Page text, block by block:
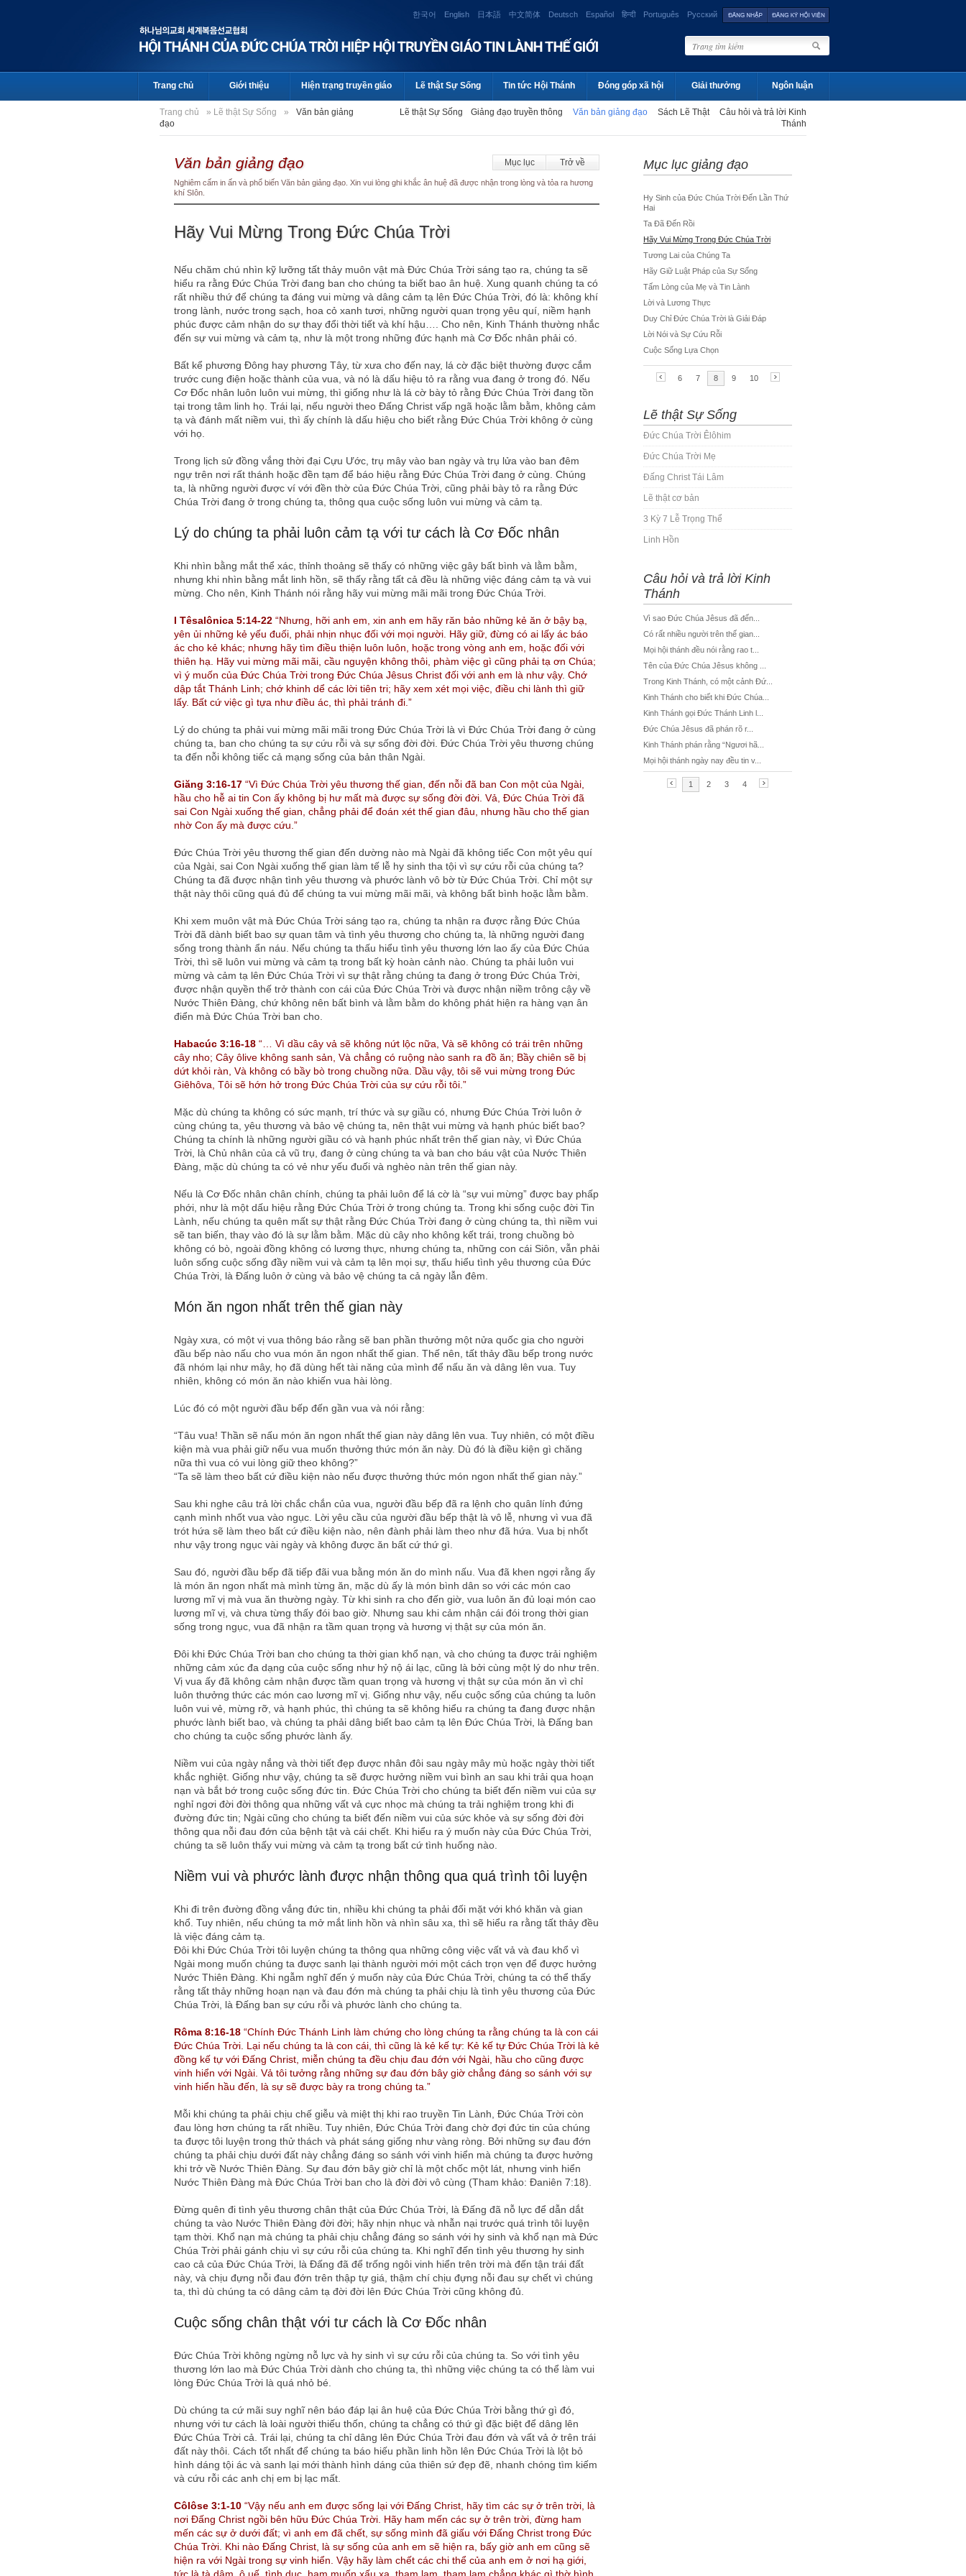
한국어 English 日本語 中文简体 Deutsch Español हिन्दी Português Русский
Trang chủ Giới thiệu Hiện trạng truyền giáo Lẽ thật Sự Sống Tin tức Hội Thánh Đóng góp xã hội Giải thưởng Ngôn luận
Trang chủ » Lẽ thật Sự Sống »
Văn bản giảng
đạo
Lẽ thật Sự Sống Giảng đạo truyền thông Văn bản giảng đạo Sách Lẽ Thật
Câu hỏi và trả lời Kinh
Thánh
Văn bản giảng đạo Mục lục Trở về
Nghiêm cấm in ấn và phổ biến Văn bản giảng đạo. Xin vui lòng ghi khắc ân huệ đã được nhận trong lòng và tỏa ra hương
khí SIôn.
Hãy Vui Mừng Trong Đức Chúa Trời
Nếu chăm chú nhìn kỹ lưỡng tất thảy muôn vật mà Đức Chúa Trời sáng tạo ra, chúng ta sẽ
hiểu ra rằng Đức Chúa Trời đang ban cho chúng ta biết bao ân huệ. Xung quanh chúng ta có
rất nhiều thứ để chúng ta đáng vui mừng và dâng cảm tạ lên Đức Chúa Trời, đó là: không khí
trong lành, nước trong sạch, hoa cỏ xanh tươi, những người quan trọng yêu quí, niềm hạnh
phúc được cảm nhận do sự thay đổi thời tiết và khí hậu…. Cho nên, Kinh Thánh thường nhắc
đến sự vui mừng và cảm tạ, như là một trong những đức hạnh mà Cơ Đốc nhân phải có.
Bất kể phương Đông hay phương Tây, từ xưa cho đến nay, lá cờ đặc biệt thường được cắm
trước cung điện hoặc thành của vua, và nó là dấu hiệu tỏ ra rằng vua đang ở trong đó. Nếu
Cơ Đốc nhân luôn luôn vui mừng, thì giống như là lá cờ bày tỏ rằng Đức Chúa Trời đang tồn
tại trong tâm linh họ. Trái lại, nếu người theo Đấng Christ vấp ngã hoặc lằm bằm, không cảm
tạ và đánh mất niềm vui, thì ấy chính là dấu hiệu cho biết rằng Đức Chúa Trời không ở cùng
với họ.
Trong lịch sử đồng vắng thời đại Cựu Ước, trụ mây vào ban ngày và trụ lửa vào ban đêm
ngự trên nơi rất thánh hoặc đền tạm để báo hiệu rằng Đức Chúa Trời đang ở cùng. Chúng
ta, là những người được ví với đền thờ của Đức Chúa Trời, cũng phải bày tỏ ra rằng Đức
Chúa Trời đang ở trong chúng ta, thông qua cuộc sống luôn vui mừng và cảm tạ.
Lý do chúng ta phải luôn cảm tạ với tư cách là Cơ Đốc nhân
Khi nhìn bằng mắt thể xác, thỉnh thoảng sẽ thấy có những việc gây bất bình và lằm bằm,
nhưng khi nhìn bằng mắt linh hồn, sẽ thấy rằng tất cả đều là những việc đáng cảm tạ và vui
mừng. Cho nên, Kinh Thánh nói rằng hãy vui mừng mãi mãi trong Đức Chúa Trời.
I Têsalônica 5:14-22 “Nhưng, hỡi anh em, xin anh em hãy răn bảo những kẻ ăn ở bậy bạ,
yên ủi những kẻ yếu đuối, phải nhịn nhục đối với mọi người. Hãy giữ, đừng có ai lấy ác báo
ác cho kẻ khác; nhưng hãy tìm điều thiện luôn luôn, hoặc trong vòng anh em, hoặc đối với
thiên hạ. Hãy vui mừng mãi mãi, cầu nguyện không thôi, phàm việc gì cũng phải tạ ơn Chúa;
vì ý muốn của Đức Chúa Trời trong Đức Chúa Jêsus Christ đối với anh em là như vậy. Chớ
dập tắt Thánh Linh; chớ khinh dể các lời tiên tri; hãy xem xét mọi việc, điều chi lành thì giữ
lấy. Bất cứ việc gì tựa như điều ác, thì phải tránh đi.”
Lý do chúng ta phải vui mừng mãi mãi trong Đức Chúa Trời là vì Đức Chúa Trời đang ở cùng
chúng ta, ban cho chúng ta sự cứu rỗi và sự sống đời đời. Đức Chúa Trời yêu thương chúng
ta đến nỗi không tiếc cả mạng sống của bản thân Ngài.
Giăng 3:16-17 “Vì Đức Chúa Trời yêu thương thế gian, đến nỗi đã ban Con một của Ngài,
hầu cho hễ ai tin Con ấy không bị hư mất mà được sự sống đời đời. Vả, Đức Chúa Trời đã
sai Con Ngài xuống thế gian, chẳng phải để đoán xét thế gian đâu, nhưng hầu cho thế gian
nhờ Con ấy mà được cứu.”
Đức Chúa Trời yêu thương thế gian đến dường nào mà Ngài đã không tiếc Con một yêu quí
của Ngài, sai Con Ngài xuống thế gian làm tế lễ hy sinh tha tội vì sự cứu rỗi của chúng ta?
Chúng ta đã được nhận tình yêu thương và phước lành vô bờ từ Đức Chúa Trời. Chỉ một sự
thật này thôi cũng quá đủ để chúng ta vui mừng mãi mãi, và không bất bình hoặc lằm bằm.
Khi xem muôn vật mà Đức Chúa Trời sáng tạo ra, chúng ta nhận ra được rằng Đức Chúa
Trời đã dành biết bao sự quan tâm và tình yêu thương cho chúng ta, là những người đang
sống trong thành ẩn náu. Nếu chúng ta thấu hiểu tình yêu thương lớn lao ấy của Đức Chúa
Trời, thì sẽ luôn vui mừng và cảm tạ trong bất kỳ hoàn cảnh nào. Chúng ta phải luôn vui
mừng và cảm tạ lên Đức Chúa Trời vì sự thật rằng chúng ta đang ở trong Đức Chúa Trời,
được nhận quyền thế trở thành con cái của Đức Chúa Trời và được nhận niềm trông cậy về
Nước Thiên Đàng, chứ không nên bất bình và lằm bằm do không phát hiện ra hàng vạn ân
điển mà Đức Chúa Trời ban cho.
Habacúc 3:16-18 “… Vì dầu cây vả sẽ không nứt lộc nữa, Và sẽ không có trái trên những
cây nho; Cây ôlive không sanh sản, Và chẳng có ruộng nào sanh ra đồ ăn; Bầy chiên sẽ bị
dứt khỏi ràn, Và không có bầy bò trong chuồng nữa. Dầu vậy, tôi sẽ vui mừng trong Đức
Giêhôva, Tôi sẽ hớn hở trong Đức Chúa Trời của sự cứu rỗi tôi.”
Mặc dù chúng ta không có sức mạnh, trí thức và sự giầu có, nhưng Đức Chúa Trời luôn ở
cùng chúng ta, yêu thương và bảo vệ chúng ta, nên thật vui mừng và hạnh phúc biết bao?
Chúng ta chính là những người giầu có và hạnh phúc nhất trên thế gian này, vì Đức Chúa
Trời, là Chủ nhân của cả vũ trụ, đang ở cùng chúng ta và ban cho báu vật của Nước Thiên
Đàng, mặc dù chúng ta có vẻ như yếu đuối và nghèo nàn trên thế gian này.
Nếu là Cơ Đốc nhân chân chính, chúng ta phải luôn để lá cờ là “sự vui mừng” được bay phấp
phới, như là một dấu hiệu rằng Đức Chúa Trời ở trong chúng ta. Trong khi sống cuộc đời Tin
Lành, nếu chúng ta quên mất sự thật rằng Đức Chúa Trời đang ở cùng chúng ta, thì niềm vui
sẽ tan biến, thay vào đó là sự lằm bằm. Mặc dù cây nho không kết trái, trong chuồng bò
không có bò, ngoài đồng không có lương thực, nhưng chúng ta, những con cái Siôn, vẫn phải
luôn sống cuộc sống đầy niềm vui và cảm tạ lên mọi sự, thấu hiểu tình yêu thương của Đức
Chúa Trời, là Đấng luôn ở cùng và bảo vệ chúng ta cả ngày lẫn đêm.
Món ăn ngon nhất trên thế gian này
Ngày xưa, có một vị vua thông báo rằng sẽ ban phần thưởng một nửa quốc gia cho người
đầu bếp nào nấu cho vua món ăn ngon nhất thế gian. Thế nên, tất thảy đầu bếp trong nước
đã nhóm lại như mây, họ đã dùng hết tài năng của mình để nấu ăn và dâng lên vua. Tuy
nhiên, không có món ăn nào khiến vua hài lòng.
Lúc đó có một người đầu bếp đến gần vua và nói rằng:
“Tâu vua! Thần sẽ nấu món ăn ngon nhất thế gian này dâng lên vua. Tuy nhiên, có một điều
kiện mà vua phải giữ nếu vua muốn thưởng thức món ăn này. Dù đó là điều kiện gì chăng
nữa thì vua có vui lòng giữ theo không?”
“Ta sẽ làm theo bất cứ điều kiện nào nếu được thưởng thức món ngon nhất thế gian này.”
Sau khi nghe câu trả lời chắc chắn của vua, người đầu bếp đã ra lệnh cho quân lính đứng
cạnh mình nhốt vua vào ngục. Lời yêu cầu của người đầu bếp thật là vô lễ, nhưng vì vua đã
trót hứa sẽ làm theo bất cứ điều kiện nào, nên đành phải làm theo như đã hứa. Vua bị nhốt
như vậy trong ngục vài ngày và không được ăn bất cứ thứ gì.
Sau đó, người đầu bếp đã tiếp đãi vua bằng món ăn do mình nấu. Vua đã khen ngợi rằng ấy
là món ăn ngon nhất mà mình từng ăn, mặc dù ấy là món bình dân so với các món cao
lương mĩ vị mà vua ăn thường ngày. Từ khi sinh ra cho đến giờ, vua luôn ăn đủ loại món cao
lương mĩ vị, và chưa từng thấy đói bao giờ. Nhưng sau khi cảm nhận cái đói trong thời gian
sống trong ngục, vua đã nhận ra tầm quan trọng và hương vị thật sự của món ăn.
Đôi khi Đức Chúa Trời ban cho chúng ta thời gian khổ nạn, và cho chúng ta được trải nghiệm
những cảm xúc đa dạng của cuộc sống như hỷ nộ ái lạc, cũng là bởi cùng một lý do như trên.
Vị vua ấy đã không cảm nhận được tầm quan trọng và hương vị thật sự của món ăn vì chỉ
luôn thưởng thức các món cao lương mĩ vị. Giống như vậy, nếu cuộc sống của chúng ta luôn
luôn vui vẻ, mừng rỡ, và hạnh phúc, thì chúng ta sẽ không hiểu ra chúng ta đang được nhận
phước lành biết bao, và chúng ta phải dâng biết bao cảm tạ lên Đức Chúa Trời, là Đấng ban
cho chúng ta cuộc sống phước lành ấy.
Niềm vui của ngày nắng và thời tiết đẹp được nhân đôi sau ngày mây mù hoặc ngày thời tiết
khắc nghiệt. Giống như vậy, chúng ta sẽ được hưởng niềm vui bình an sau khi trải qua hoạn
nạn và bắt bớ trong cuộc sống đức tin. Đức Chúa Trời cho chúng ta biết đến niềm vui của sự
nghỉ ngơi đời đời thông qua những vất vả cực nhọc mà chúng ta trải nghiệm trong khi đi
đường đức tin; Ngài cũng cho chúng ta biết đến niềm vui của sức khỏe và sự sống đời đời
thông qua nỗi đau đớn của bệnh tật và cái chết. Khi hiểu ra ý muốn này của Đức Chúa Trời,
chúng ta sẽ luôn thấy vui mừng và cảm tạ trong bất cứ tình huống nào.
Niềm vui và phước lành được nhận thông qua quá trình tôi luyện
Khi đi trên đường đồng vắng đức tin, nhiều khi chúng ta phải đối mặt với khó khăn và gian
khổ. Tuy nhiên, nếu chúng ta mở mắt linh hồn và nhìn sâu xa, thì sẽ hiểu ra rằng tất thảy đều
là việc đáng cảm tạ.
Đôi khi Đức Chúa Trời tôi luyện chúng ta thông qua những công việc vất vả và đau khổ vì
Ngài mong muốn chúng ta được sanh lại thành người mới một cách trọn vẹn để được hưởng
Nước Thiên Đàng. Khi ngẫm nghĩ đến ý muốn này của Đức Chúa Trời, chúng ta có thể thấy
rằng tất thảy những hoạn nạn và đau đớn mà chúng ta phải chịu là tình yêu thương của Đức
Chúa Trời, là Đấng ban sự cứu rỗi và phước lành cho chúng ta.
Rôma 8:16-18 “Chính Đức Thánh Linh làm chứng cho lòng chúng ta rằng chúng ta là con cái
Đức Chúa Trời. Lại nếu chúng ta là con cái, thì cũng là kẻ kế tự: Kẻ kế tự Đức Chúa Trời là kẻ
đồng kế tự với Đấng Christ, miễn chúng ta đều chịu đau đớn với Ngài, hầu cho cũng được
vinh hiển với Ngài. Vả tôi tưởng rằng những sự đau đớn bây giờ chẳng đáng so sánh với sự
vinh hiển hầu đến, là sự sẽ được bày ra trong chúng ta.”
Mỗi khi chúng ta phải chịu chế giễu và miệt thị khi rao truyền Tin Lành, Đức Chúa Trời còn
đau lòng hơn chúng ta rất nhiều. Tuy nhiên, Đức Chúa Trời đang chờ đợi đức tin của chúng
ta được tôi luyện trong thử thách và phát sáng giống như vàng ròng. Bởi những sự đau đớn
chúng ta phải chịu dưới đất này chẳng đáng so sánh với vinh hiển mà chúng ta được hưởng
khi trở về Nước Thiên Đàng. Sự đau đớn bây giờ chỉ là một chốc một lát, nhưng vinh hiển
Nước Thiên Đàng mà Đức Chúa Trời ban cho là đời đời vô cùng (Tham khảo: Đaniên 7:18).
Đừng quên đi tình yêu thương chân thật của Đức Chúa Trời, là Đấng đã nỗ lực để dẫn dắt
chúng ta vào Nước Thiên Đàng đời đời; hãy nhịn nhục và nhẫn nại trước quá trình tôi luyện
tạm thời. Khổ nạn mà chúng ta phải chịu chẳng đáng so sánh với hy sinh và khổ nạn mà Đức
Chúa Trời phải gánh chịu vì sự cứu rỗi của chúng ta. Khi nghĩ đến tình yêu thương hy sinh
cao cả của Đức Chúa Trời, là Đấng đã để trống ngôi vinh hiển trên trời mà đến tận trái đất
này, và chịu đựng nỗi đau đớn trên thập tự giá, thậm chí chịu đựng nỗi đau sự chết vì chúng
ta, thì dù chúng ta có dâng cảm tạ đời đời lên Đức Chúa Trời cũng không đủ.
Cuộc sống chân thật với tư cách là Cơ Đốc nhân
Đức Chúa Trời không ngừng nỗ lực và hy sinh vì sự cứu rỗi của chúng ta. So với tình yêu
thương lớn lao mà Đức Chúa Trời dành cho chúng ta, thì những việc chúng ta có thể làm vui
lòng Đức Chúa Trời là quá nhỏ bé.
Dù chúng ta cứ mãi suy nghĩ nên báo đáp lại ân huệ của Đức Chúa Trời bằng thứ gì đó,
nhưng với tư cách là loài người thiếu thốn, chúng ta chẳng có thứ gì đặc biệt để dâng lên
Đức Chúa Trời cả. Trái lại, chúng ta chỉ dâng lên Đức Chúa Trời đau đớn và vất vả ở trên trái
đất này thôi. Cách tốt nhất để chúng ta báo hiếu phần linh hồn lên Đức Chúa Trời là lột bỏ
hình dáng tội ác và sanh lại mới thành hình dáng của thiên sứ đẹp đẽ, nhanh chóng tìm kiếm
và cứu rỗi các anh chị em bị lạc mất.
Côlôse 3:1-10 “Vậy nếu anh em được sống lại với Đấng Christ, hãy tìm các sự ở trên trời, là
nơi Đấng Christ ngồi bên hữu Đức Chúa Trời. Hãy ham mến các sự ở trên trời, đừng ham
mến các sự ở dưới đất; vì anh em đã chết, sự sống mình đã giấu với Đấng Christ trong Đức
Chúa Trời. Khi nào Đấng Christ, là sự sống của anh em sẽ hiện ra, bấy giờ anh em cũng sẽ
hiện ra với Ngài trong sự vinh hiển. Vậy hãy làm chết các chi thể của anh em ở nơi hạ giới,
Lẽ thật Sự Sống
Đức Chúa Trời Êlôhim
Đức Chúa Trời Mẹ
Đấng Christ Tái Lâm
Lẽ thật cơ bản
3 Kỳ 7 Lễ Trọng Thể
Linh Hồn